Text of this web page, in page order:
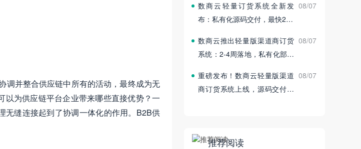
调并整合供应链中所有的活动，最终成为无
以为供应链平台企业带来哪些直接优势？一
无缝连接起到了协调一体化的作用。B2B供
数商云轻量订货系统全新发
布：私有化源码交付，最快2~4
08/07
数商云推出轻量版渠道商订货
系统：2‑4周落地，私有化部署
08/07
重磅发布！数商云轻量版渠道
商订货系统上线，源码交付支
08/07
推荐阅读